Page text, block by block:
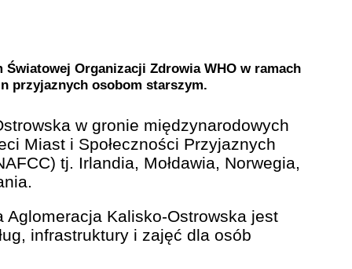
Światowej Organizacji Zdrowia WHO w ramach
przyjaznych osobom starszym.
w gronie międzynarodowych
Miast i Społeczności Przyjaznych
tj. Irlandia, Mołdawia, Norwegia,
Aglomeracja Kalisko-Ostrowska jest
infrastruktury i zajęć dla osób